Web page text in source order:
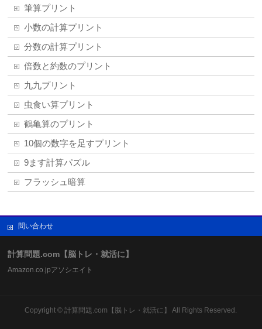
筆算プリント
小数の計算プリント
分数の計算プリント
倍数と約数のプリント
九九プリント
虫食い算プリント
鶴亀算のプリント
10個の数字を足すプリント
9ます計算パズル
フラッシュ暗算
問い合わせ
計算問題.com【脳トレ・就活に】
Amazon.co.jpアソシエイト
Copyright ©計算問題.com【脳トレ・就活に】 All Rights Reserved.